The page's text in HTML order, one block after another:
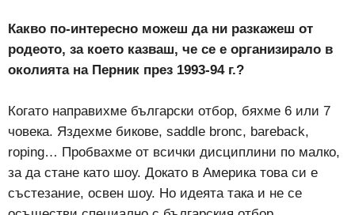
Какво по-интересно можеш да ни разкажеш от
родеото, за което казваш, че се е организирало в
околията на Перник през 1993-94 г.?
Когато направихме български отбор, бяхме 6 или 7
човека. Яздехме бикове, saddle bronc, bareback,
roping… Пробвахме от всички дисциплини по малко,
за да стане като шоу. Докато в Америка това си е
състезание, освен шоу. Но идеята така и не се